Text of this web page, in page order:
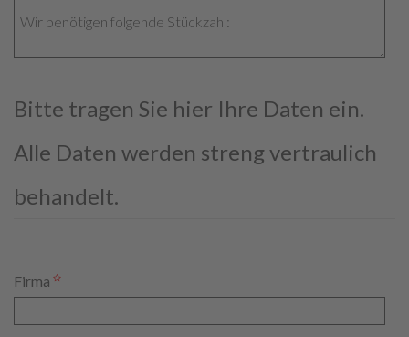
Bitte tragen Sie hier Ihre Daten ein.
Alle Daten werden streng vertraulich
behandelt.
Firma